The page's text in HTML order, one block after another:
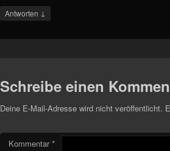
Antworten ↓
Schreibe einen
Deine E-Mail-Adresse wird nicht veröffentlicht.
Kommentar*